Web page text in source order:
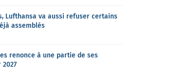
Lufthansa va aussi refuser certains
assemblés
renonce à une partie de ses